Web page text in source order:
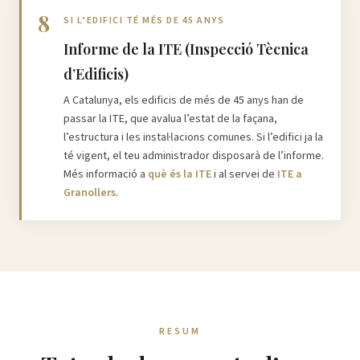
8 SI L’EDIFICI TÉ MÉS DE 45 ANYS
Informe de la ITE (Inspecció Tècnica
d’Edificis)
A Catalunya, els edificis de més de 45 anys han de
passar la ITE, que avalua l’estat de la façana,
l’estructura i les instal·lacions comunes. Si l’edifici ja la
té vigent, el teu administrador disposarà de l’informe.
Més informació a què és la ITEi al servei de ITE a
Granollers.
RESUM